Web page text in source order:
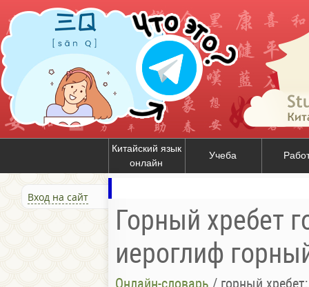
Китайский язык
онлайн
Учеба
Вход на сайт
Горный хребет
иероглиф
Онлайн-словарь / горный хребет;